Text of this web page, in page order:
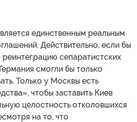
единственным реальным
Действительно, если бы
сепаратистских
смогли бы только
Только у Москвы есть
чтобы заставить Киев
целостность отколовшихся
на то, что